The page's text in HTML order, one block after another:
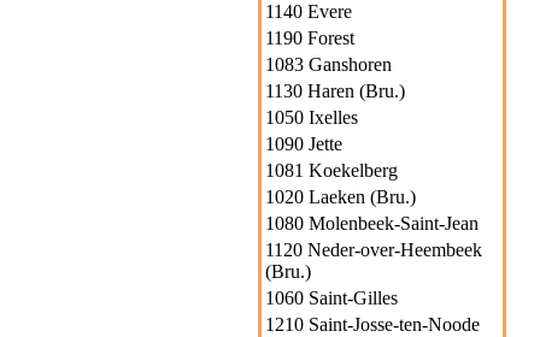
1140 Evere
1190 Forest
1083 Ganshoren
1130 Haren (Bru.)
1050 Ixelles
1090 Jette
1081 Koekelberg
1020 Laeken (Bru.)
1080 Molenbeek-Saint-Jean
1120 Neder-over-Heembeek
(Bru.)
1060 Saint-Gilles
1210 Saint-Josse-ten-Noode